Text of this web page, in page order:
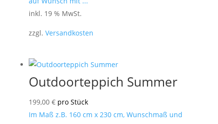
inkl. 19 % MwSt.
zzgl. Versandkosten
Outdoorteppich Summer
199,00 € pro Stück
Im Maß z.B. 160 cm x 230 cm, Wunschmaß und